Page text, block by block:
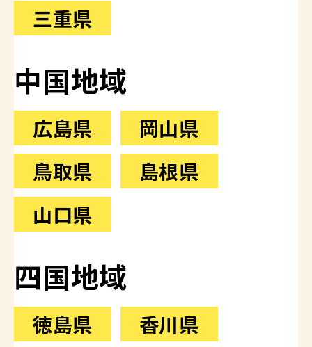
三重県
中国地域
広島県
岡山県
鳥取県
島根県
山口県
四国地域
徳島県
香川県